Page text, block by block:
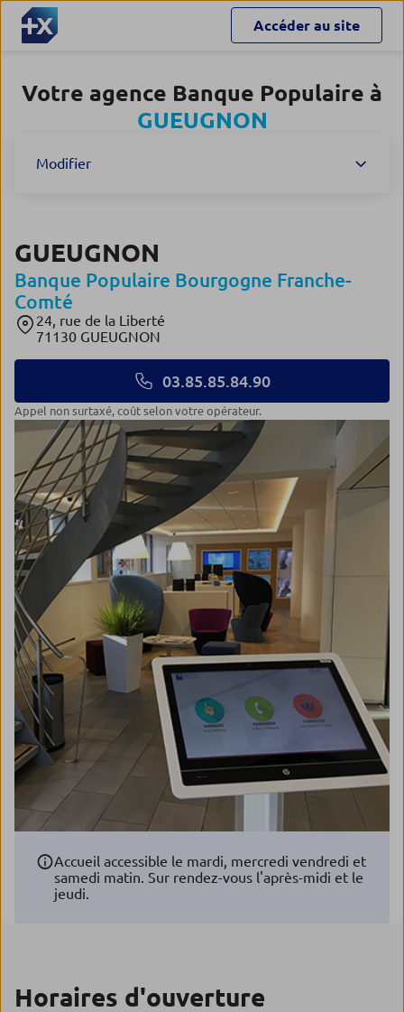
Accéder au site
Votre agence Banque Populaire à
GUEUGNON
Modifier
GUEUGNON
Banque Populaire Bourgogne Franche-
Comté
24, rue de la Liberté
71130 GUEUGNON
03.85.85.84.90
Appel non surtaxé, coût selon votre opérateur.
Accueil accessible le mardi, mercredi vendredi et
samedi matin. Sur rendez-vous l'après-midi et le
jeudi.
Horaires d'ouverture